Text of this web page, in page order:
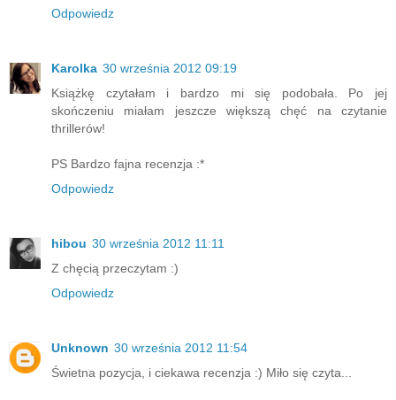
Odpowiedz
Karolka 30 września 2012 09:19
Książkę czytałam i bardzo mi się podobała. Po jej
skończeniu miałam jeszcze większą chęć na czytanie
thrillerów!
PS Bardzo fajna recenzja :*
Odpowiedz
hibou 30 września 2012 11:11
Z chęcią przeczytam :)
Odpowiedz
Unknown 30 września 2012 11:54
Świetna pozycja, i ciekawa recenzja :) Miło się czyta...